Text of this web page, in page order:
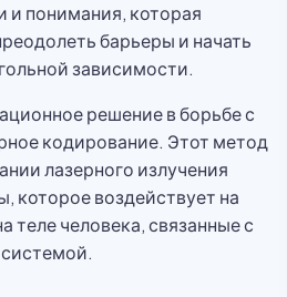
понимания, которая
барьеры и начать
зависимости.
решение в борьбе с
кодирование. Этот метод
лазерного излучения
которое воздействует на
теле человека, связанные с